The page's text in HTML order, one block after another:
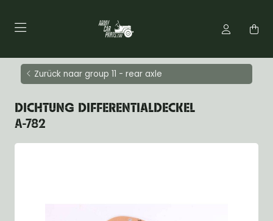
Zurück naar group 11 - rear axle
DICHTUNG DIFFERENTIALDECKEL
A-782